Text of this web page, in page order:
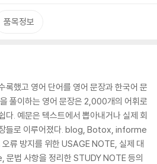
품목정보
록했고 영어 단어를 영어 문장과 한국어 문
풀이하는 영어 문장은 2,000개의 어휘로
다. 예문은 텍스트에서 뽑아내거나 실제 회
들로 이루어졌다. blog, Botox, informe
류 방지를 위한 USAGE NOTE, 실제 대
법 사항을 정리한 STUDY NOTE 등의